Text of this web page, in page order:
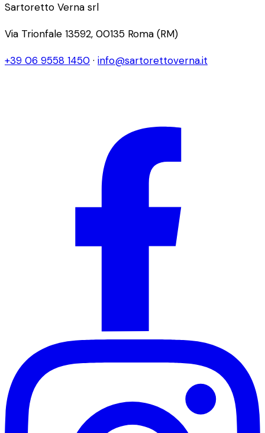
Sartoretto Verna srl
Via Trionfale 13592, 00135 Roma (RM)
+39 06 9558 1450 · info@sartorettoverna.it